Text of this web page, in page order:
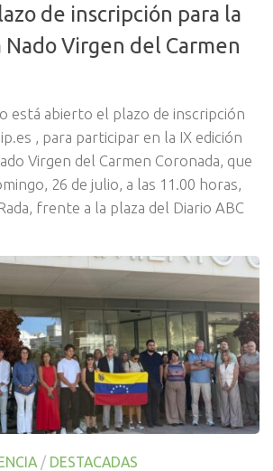
de inscripción para la
Nado Virgen del Carmen
está abierto el plazo de inscripción
, para participar en la IX edición
Virgen del Carmen Coronada, que
26 de julio, a las 11.00 horas,
frente a la plaza del Diario ABC
/ DESTACADAS